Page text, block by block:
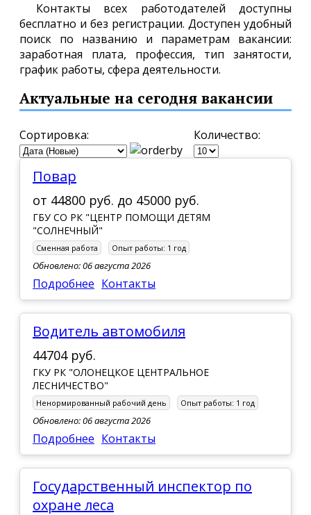
Контакты всех работодателей доступны
бесплатно и без регистрации. Доступен удобный
поиск по названию и параметрам вакансии:
заработная плата, профессия, тип занятости,
график работы, сфера деятельности.
Актуальные на сегодня вакансии
Сортировка: Количество:
Повар
от 44800 руб. до 45000 руб.
ГБУ СО РК "ЦЕНТР ПОМОЩИ ДЕТЯМ
"СОЛНЕЧНЫЙ"
Сменная работа Опыт работы: 1 год
Обновлено: 06 августа 2026
Подробнее Контакты
Водитель автомобиля
44704 руб.
ГКУ РК "ОЛОНЕЦКОЕ ЦЕНТРАЛЬНОЕ
ЛЕСНИЧЕСТВО"
Ненормированный рабочий день Опыт работы: 1 год
Обновлено: 06 августа 2026
Подробнее Контакты
Государственный инспектор по
охране леса